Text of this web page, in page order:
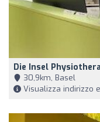
Die Insel
30,9km, Basel
Visualizza indirizzo